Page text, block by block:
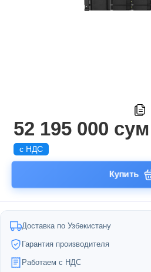
52 195 000 сум
с НДС
Купить
Доставка по Узбекистану
Гарантия производителя
Работаем с НДС